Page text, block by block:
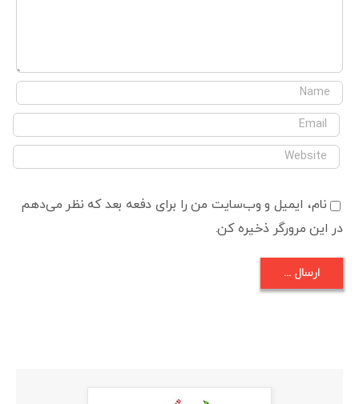
نام، ایمیل و وب‌سایت من را برای دفعه بعد که نظر می‌دهم
در این مرورگر ذخیره کن.